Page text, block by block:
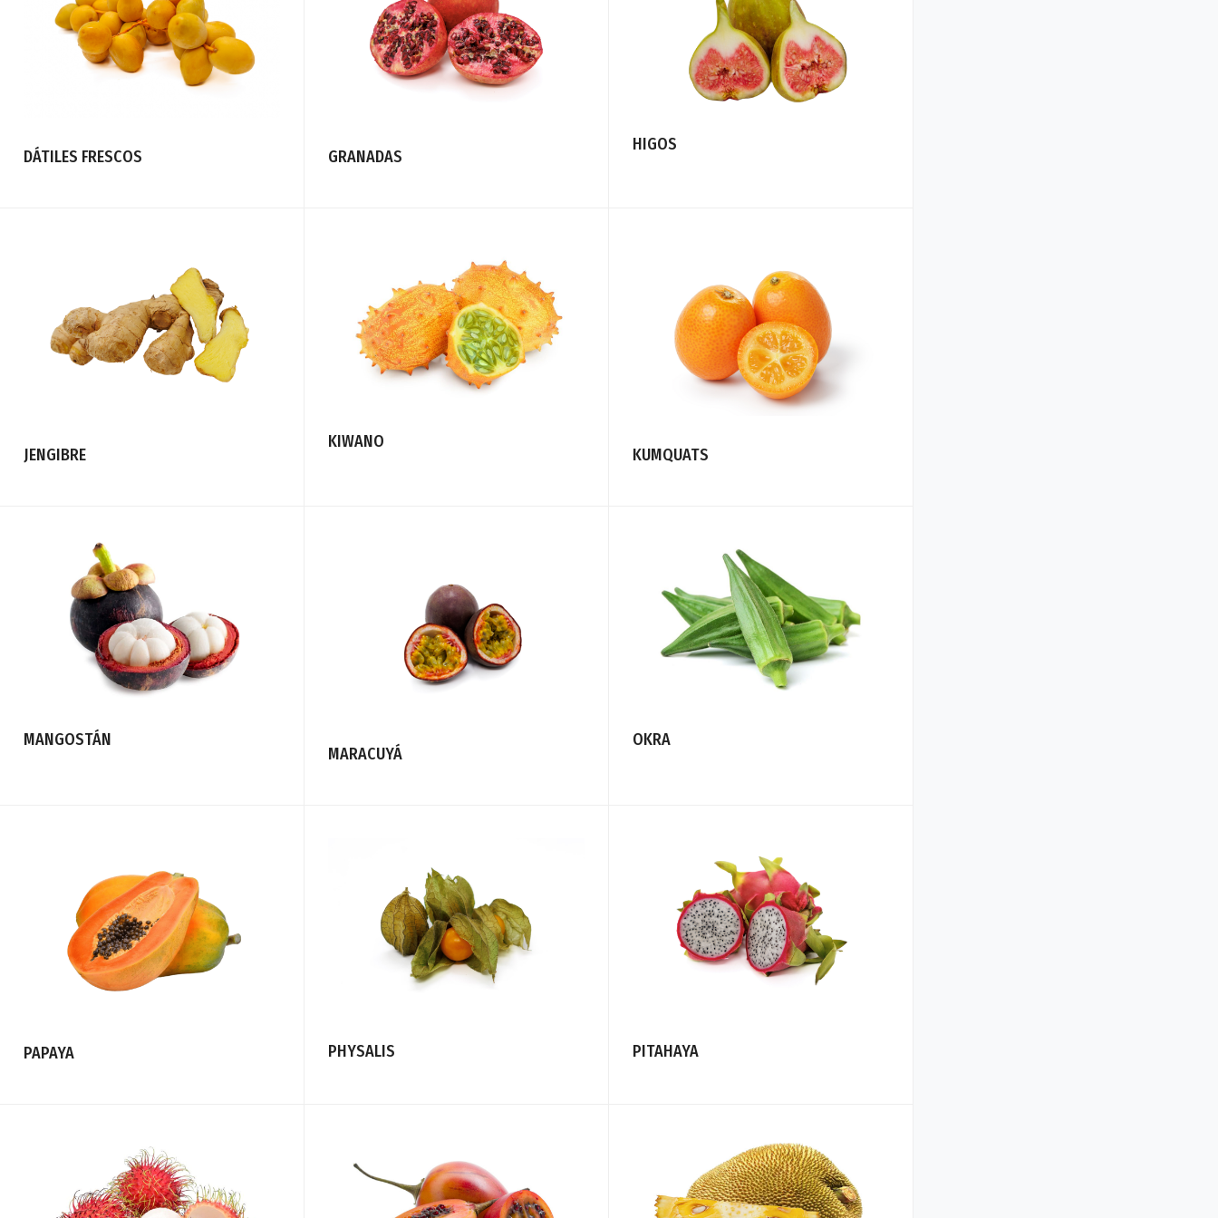
DÁTILES FRESCOS GRANADAS
HIGOS
JENGIBRE
KIWANO
KUMQUATS
MANGOSTÁN
MARACUYÁ
OKRA
PAPAYA PHYSALIS PITAHAYA